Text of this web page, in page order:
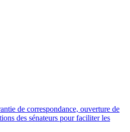
de correspondance, ouverture de
des sénateurs pour faciliter les